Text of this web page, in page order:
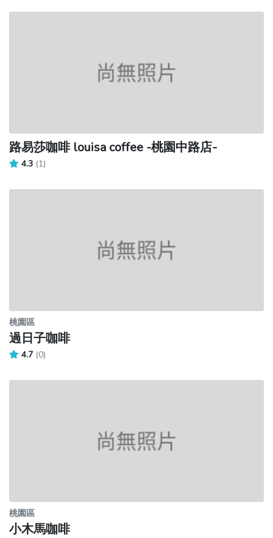
路易莎咖啡 louisa coffee -桃園中路店-
4.3 (1)
桃園區
過日子咖啡
4.7 (0)
桃園區
小木馬咖啡